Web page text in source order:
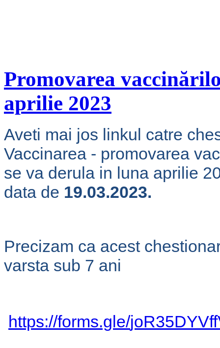
Promovarea
aprilie 2023
Aveti mai jos linkul catre
Vaccinarea - promovarea
se va derula in luna aprilie
data de 19.03.2023.
Precizam ca acest
varsta sub 7 ani
https://forms.gle/